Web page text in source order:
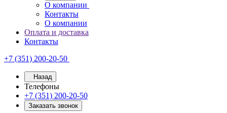
О компании
Контакты
О компании
Оплата и доставка
Контакты
+7 (351) 200-20-50
Назад
Телефоны
+7 (351) 200-20-50
Заказать звонок